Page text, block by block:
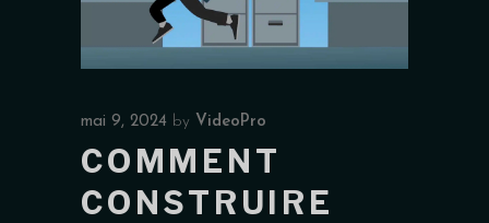
mai 9, 2024 by VideoPro
COMMENT
CONSTRUIRE